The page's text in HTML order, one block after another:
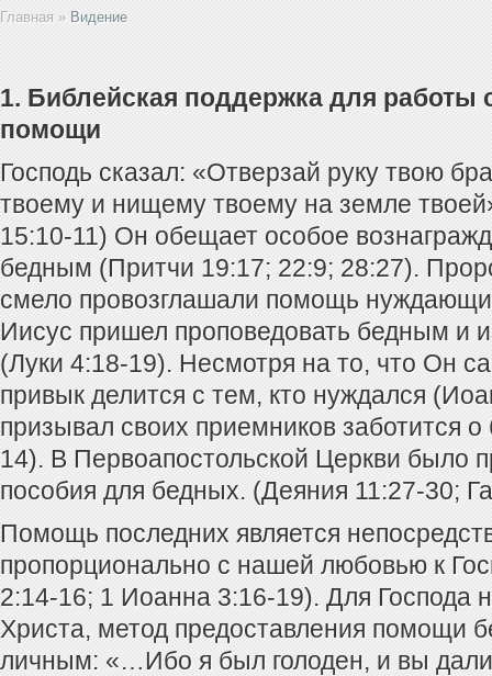
Главная » Видение
1. Библейская поддержка для работы
помощи
Господь сказал: «Отверзай руку твою
твоему и нищему твоему на земле
15:10-11) Он обещает особое
бедным (Притчи 19:17; 22:9; 28:27).
смело провозглашали помощь
Иисус пришел проповедовать бедным и
(Луки 4:18-19). Несмотря на то, что Он
привык делится с тем, кто нуждался
призывал своих приемников заботится
14). В Первоапостольской Церкви было
пособия для бедных. (Деяния 11:27-30;
Помощь последних является
пропорционально с нашей любовью к
2:14-16; 1 Иоанна 3:16-19). Для Господа
Христа, метод предоставления помощи
личным: «…Ибо я был голоден, и вы